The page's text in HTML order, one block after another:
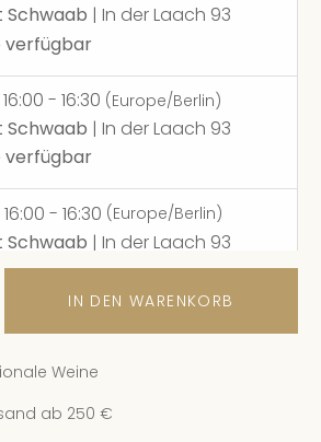
Schwaab | In der Laach 93
verfügbar
- 16:30 (Europe/Berlin)
Schwaab | In der Laach 93
verfügbar
- 16:30 (Europe/Berlin)
Schwaab | In der Laach 93
verfügbar
- 16:30
verfügbar
IN DEN WARENKORB
Weine
ab 250 €